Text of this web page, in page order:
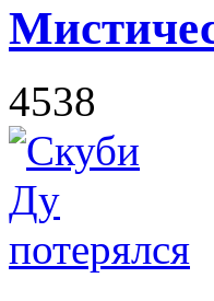
4538